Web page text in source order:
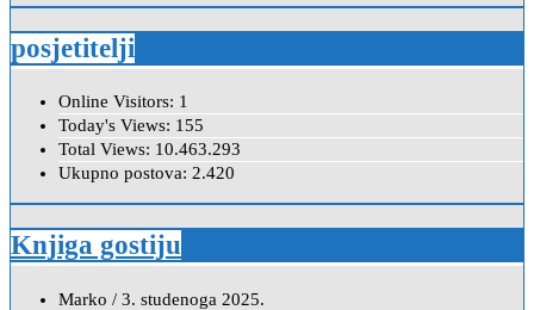
posjetitelji
Online Visitors: 1
Today's Views: 155
Total Views: 10.463.293
Ukupno postova: 2.420
Knjiga gostiju
Marko / 3. studenoga 2025.